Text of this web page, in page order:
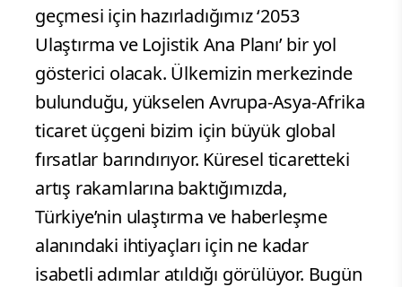
geçmesi için hazırladığımız ‘2053
Ulaştırma ve Lojistik Ana Planı’ bir yol
gösterici olacak. Ülkemizin merkezinde
bulunduğu, yükselen Avrupa-Asya-Afrika
ticaret üçgeni bizim için büyük global
fırsatlar barındırıyor. Küresel ticaretteki
artış rakamlarına baktığımızda,
Türkiye’nin ulaştırma ve haberleşme
alanındaki ihtiyaçları için ne kadar
isabetli adımlar atıldığı görülüyor. Bugün